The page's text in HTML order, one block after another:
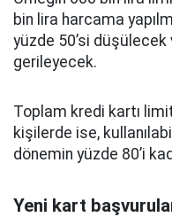
bin lira harcama
yüzde 50’si
gerileyecek.
Toplam kredi kartı
kişilerde ise,
dönemin yüzde 80’i
Yeni kart